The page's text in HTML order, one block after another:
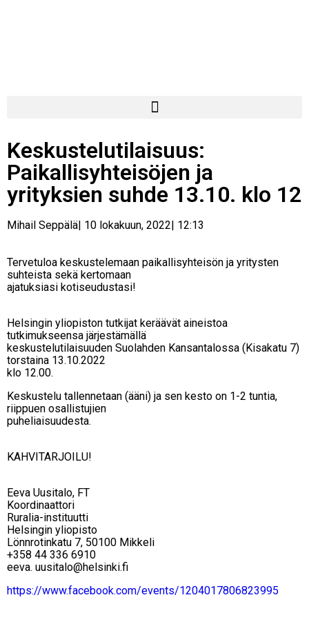
Keskustelutilaisuus:
Paikallisyhteisöjen ja
yrityksien suhde 13.10. klo 12
Mihail Seppälä| 10 lokakuun, 2022| 12:13
Tervetuloa keskustelemaan paikallisyhteisön ja yritysten
suhteista sekä kertomaan
ajatuksiasi kotiseudustasi!
Helsingin yliopiston tutkijat keräävät aineistoa
tutkimukseensa järjestämällä
keskustelutilaisuuden Suolahden Kansantalossa (Kisakatu 7)
torstaina 13.10.2022
klo 12.00.
Keskustelu tallennetaan (ääni) ja sen kesto on 1-2 tuntia,
riippuen osallistujien
puheliaisuudesta.
KAHVITARJOILU!
Eeva Uusitalo, FT
Koordinaattori
Ruralia-instituutti
Helsingin yliopisto
Lönnrotinkatu 7, 50100 Mikkeli
+358 44 336 6910
eeva. uusitalo@helsinki.fi
https://www.facebook.com/events/1204017806823995